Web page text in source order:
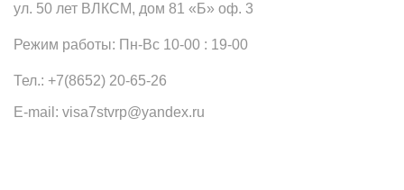
ул. 50 лет ВЛКСМ, дом 81 «Б» оф. 3
Режим работы: Пн-Вс 10-00 : 19-00
Тел.: +7(8652) 20-65-26
E-mail: visa7stvrp@yandex.ru